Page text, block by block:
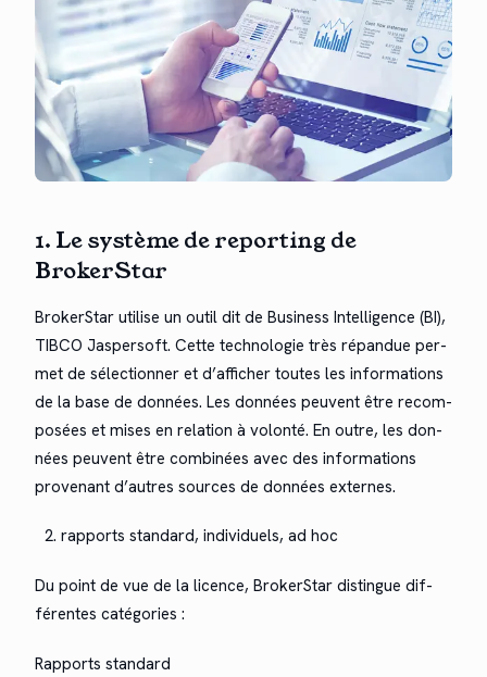
1. Le sys­tème de report­ing de
BrokerStar
Bro­ker­Star utilise un out­il dit de Busi­ness Intel­li­gence (BI),
TIBCO Jasper­soft. Cette tech­nolo­gie très répan­due per­
met de sélec­tion­ner et d’af­fich­er toutes les infor­ma­tions
de la base de don­nées. Les don­nées peu­vent être recom­
posées et mis­es en rela­tion à volon­té. En out­re, les don­
nées peu­vent être com­binées avec des infor­ma­tions
provenant d’autres sources de don­nées externes.
rap­ports stan­dard, indi­vidu­els, ad hoc
Du point de vue de la licence, Bro­ker­Star dis­tingue dif­
férentes catégories :
Rap­ports stan­dard